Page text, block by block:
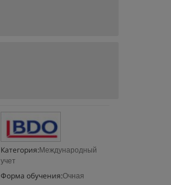
Категория: Международный
учет
Форма обучения:Очная